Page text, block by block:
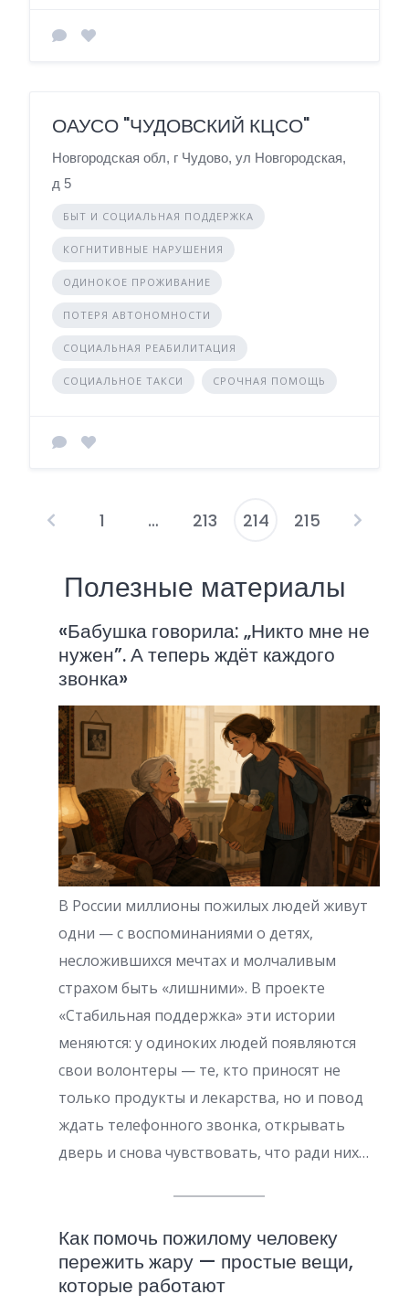
ОАУСО "ЧУДОВСКИЙ КЦСО"
Новгородская обл, г Чудово, ул Новгородская,
д 5
БЫТ И СОЦИАЛЬНАЯ ПОДДЕРЖКА
КОГНИТИВНЫЕ НАРУШЕНИЯ
ОДИНОКОЕ ПРОЖИВАНИЕ
ПОТЕРЯ АВТОНОМНОСТИ
СОЦИАЛЬНАЯ РЕАБИЛИТАЦИЯ
СОЦИАЛЬНОЕ ТАКСИ СРОЧНАЯ ПОМОЩЬ
П
г
и
н
а
и
я
з
а
п
и
с
е
й
1 … 213 214 215
Полезные материалы
«Бабушка говорила: „Никто мне не
нужен”. А теперь ждёт каждого
звонка»
В России миллионы пожилых людей живут
одни — с воспоминаниями о детях,
несложившихся мечтах и молчаливым
страхом быть «лишними». В проекте
«Стабильная поддержка» эти истории
меняются: у одиноких людей появляются
свои волонтеры — те, кто приносят не
только продукты и лекарства, но и повод
ждать телефонного звонка, открывать
дверь и снова чувствовать, что ради них…
Как помочь пожилому человеку
пережить жару — простые вещи,
которые работают